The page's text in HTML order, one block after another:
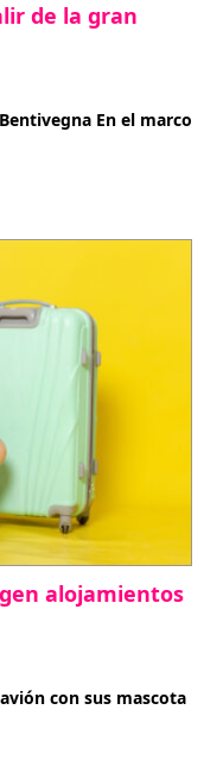
de la gran
En el marco
alojamientos
con sus mascota